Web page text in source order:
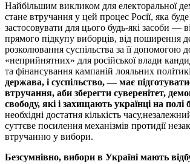
Найбільшим викликом для електоральної
стане втручання у цей процес Росії, яка
застосовувати для цього будь-які засоби —
прямого підкупу виборців, від поширення
розколювання суспільства за її допомогою
«неприйнятних» для російської влади
та фінансування кампаній лояльних
держава, і суспільство, — має
втручання, аби зберегти суверенітет,
свободу, які і захищають українці на полі
необхідні достатня кількість
суттєве посилення механізмів протидії
втручанню у вибори.
Безсумнівно, вибори в Україні мають